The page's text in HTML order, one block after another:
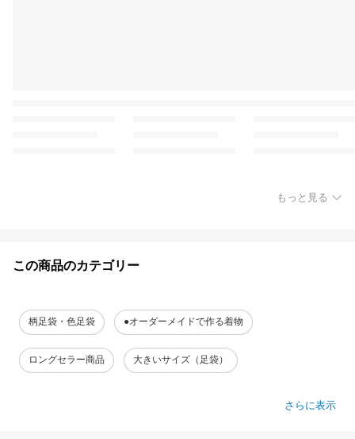
もっと見る
この商品のカテゴリー
柄足袋・色足袋 ●オーダーメイドで作る着物
ロングセラー商品 大きいサイズ（足袋）
さらに表示